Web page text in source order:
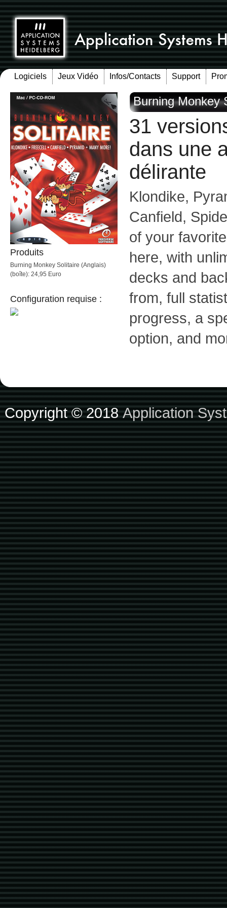
Logiciels Jeux Vidéo Infos/Contacts Support
Produits
Burning Monkey Solitaire (Anglais)
(boîte): 24,95 Euro
Configuration requise :
Burning Monkey
31
dans une
délirante
Klondike,
Canfield,
of your
here, with
decks and
from, full
progress, a
option, and
Copyright © 2018Application